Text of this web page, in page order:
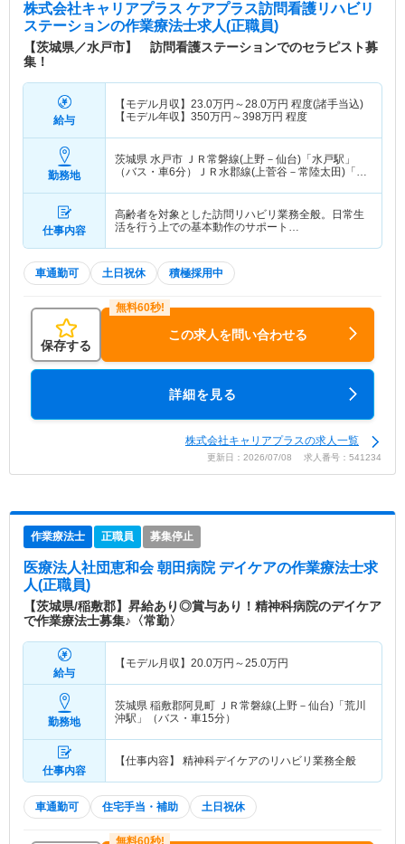
株式会社キャリアプラス ケアプラス訪問看護リハビリ
ステーションの作業療法士求人(正職員)
【茨城県／水戸市】 訪問看護ステーションでのセラピスト募
集！
給与
【モデル月収】 23.0万円～28.0万円 程度(諸手当込)
【モデル年収】 350万円～398万円 程度
勤務地
茨城県 水戸市 ＪＲ常磐線(上野－仙台)「水戸駅」
（バス・車6分）ＪＲ水郡線(上菅谷－常陸太田)「水
仕事内容
高齢者を対象とした訪問リハビリ業務全般。日常生
活を行う上での基本動作のサポート…
車通勤可 土日祝休 積極採用中
保存する
この求人を問い合わせる
詳細を見る
株式会社キャリアプラスの求人一覧
更新日：2026/07/08 求人番号：541234
作業療法士 正職員 募集停止
医療法人社団恵和会 朝田病院 デイケアの作業療法士求
人(正職員)
【茨城県/稲敷郡】昇給あり◎賞与あり！精神科病院のデイケア
で作業療法士募集♪〈常勤〉
給与
【モデル月収】 20.0万円～25.0万円
勤務地
茨城県 稲敷郡阿見町 ＪＲ常磐線(上野－仙台)「荒川
沖駅」（バス・車15分）
仕事内容
【仕事内容】 精神科デイケアのリハビリ業務全般
車通勤可 住宅手当・補助 土日祝休